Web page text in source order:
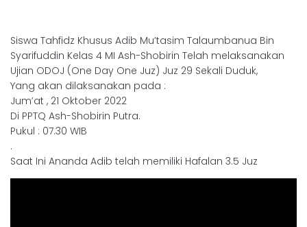
Siswa Tahfidz Khusus Adib Mu’tasim Talaumbanua Bin
Syarifuddin Kelas 4 MI Ash-Shobirin Telah melaksanakan
Ujian ODOJ (One Day One Juz) Juz 29 Sekali Duduk,
Yang akan dilaksanakan pada :
Jum’at , 21 Oktober 2022
Di PPTQ Ash-Shobirin Putra.
Pukul : 07.30 WIB
.
Saat Ini Ananda Adib telah memiliki Hafalan 3.5 Juz